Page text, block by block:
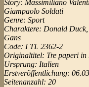
Story: Massimiliano
Giampaolo Soldati
Genre: Sport
Charaktere: Donald
Gans
Code: I TL 2362-2
Originaltitel: Tre paperi in
Ursprung: Italien
Erstveröffentlichung:
Seitenanzahl: 20